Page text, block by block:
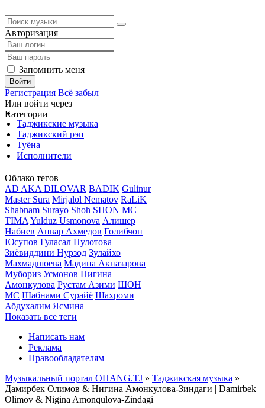
Авторизация
Запомнить меня
Войти
Регистрация Всё забыл
Или войти через
Категории
Таджикские музыка
Таджикский рэп
Туёна
Исполнители
Облако тегов
AD AKA DILOVAR BADIK Gulinur
Master Sura Mirjalol Nematov RaLiK
Shabnam Surayo Shoh SHON MC
TIMA Yulduz Usmonova Алишер
Набиев Анвар Ахмедов Голибчон
Юсупов Гуласал Пулотова
Зиёвиддини Нурзод Зулайхо
Махмадшоева Мадина Акназарова
Мубориз Усмонов Нигина
Амонкулова Рустам Азими ШОН
МС Шабнами Сурайё Шахроми
Абдухалим Ясмина
Показать все теги
Написать нам
Реклама
Правообладателям
Музыкальный портал OHANG.TJ » Таджикская музыка »
Дамирбек Олимов & Нигина Амонкулова-Зиндаги | Damirbek
Olimov & Nigina Amonqulova-Zindagi